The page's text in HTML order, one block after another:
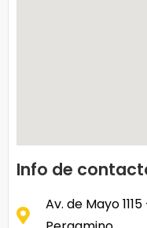
Info de
Av. de Mayo